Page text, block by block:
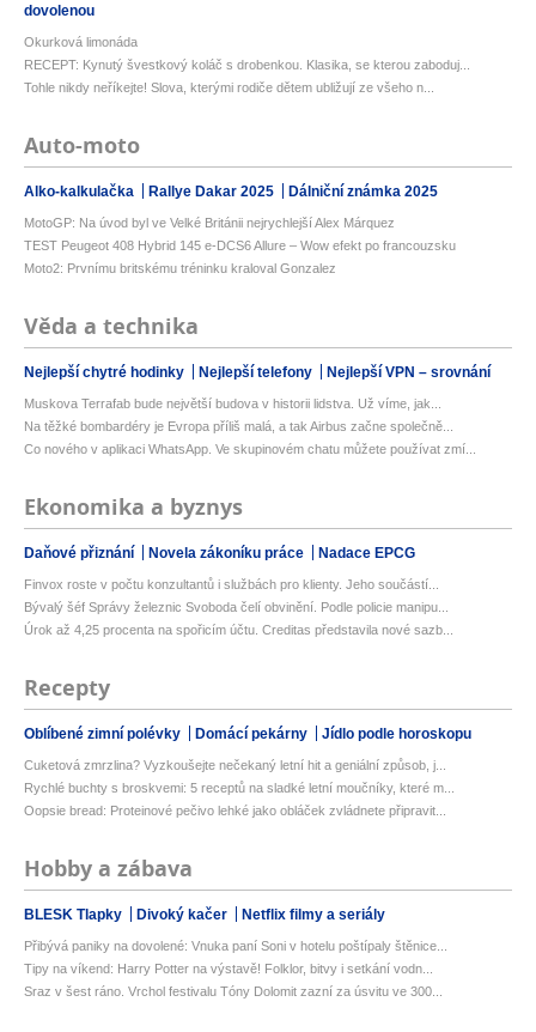
dovolenou
Okurková limonáda
RECEPT: Kynutý švestkový koláč s drobenkou. Klasika, se kterou zaboduj...
Tohle nikdy neříkejte! Slova, kterými rodiče dětem ubližují ze všeho n...
Auto-moto
Alko-kalkulačka Rallye Dakar 2025 Dálniční známka 2025
MotoGP: Na úvod byl ve Velké Británii nejrychlejší Alex Márquez
TEST Peugeot 408 Hybrid 145 e-DCS6 Allure – Wow efekt po francouzsku
Moto2: Prvnímu britskému tréninku kraloval Gonzalez
Věda a technika
Nejlepší chytré hodinky Nejlepší telefony Nejlepší VPN – srovnání
Muskova Terrafab bude největší budova v historii lidstva. Už víme, jak...
Na těžké bombardéry je Evropa příliš malá, a tak Airbus začne společně...
Co nového v aplikaci WhatsApp. Ve skupinovém chatu můžete používat zmí...
Ekonomika a byznys
Daňové přiznání Novela zákoníku práce Nadace EPCG
Finvox roste v počtu konzultantů i službách pro klienty. Jeho součástí...
Bývalý šéf Správy železnic Svoboda čelí obvinění. Podle policie manipu...
Úrok až 4,25 procenta na spořicím účtu. Creditas představila nové sazb...
Recepty
Oblíbené zimní polévky Domácí pekárny Jídlo podle horoskopu
Cuketová zmrzlina? Vyzkoušejte nečekaný letní hit a geniální způsob, j...
Rychlé buchty s broskvemi: 5 receptů na sladké letní moučníky, které m...
Oopsie bread: Proteinové pečivo lehké jako obláček zvládnete připravit...
Hobby a zábava
BLESK Tlapky Divoký kačer Netflix filmy a seriály
Přibývá paniky na dovolené: Vnuka paní Soni v hotelu poštípaly štěnice...
Tipy na víkend: Harry Potter na výstavě! Folklor, bitvy i setkání vodn...
Sraz v šest ráno. Vrchol festivalu Tóny Dolomit zazní za úsvitu ve 300...